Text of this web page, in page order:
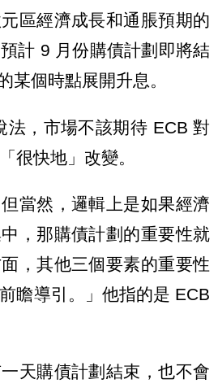
區經濟成長和通脹預期的
計 9 月份購債計劃即將結
某個時點展開升息。
法，市場不該期待 ECB 對
很快地」改變。
但當然，邏輯上是如果經濟
，那購債計劃的重要性就
，其他三個要素的重要性
瞻導引。」他指的是 ECB
天購債計劃結束，也不會